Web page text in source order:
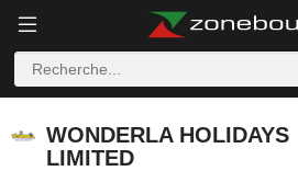
WONDERLA HOLIDAYS
LIMITED